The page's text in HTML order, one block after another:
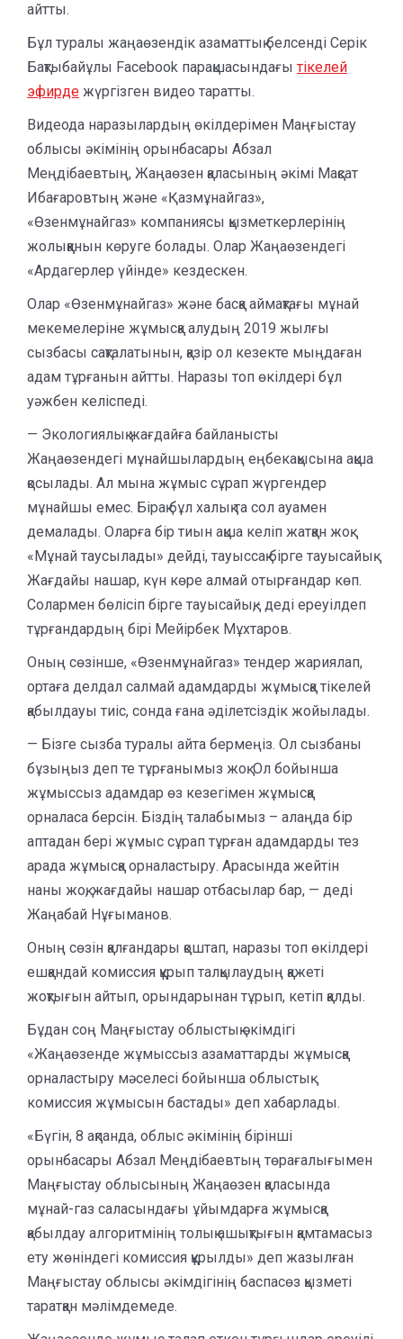
айтты.
Бұл туралы жаңаөзендік азаматтық белсенді Серік
Бақтыбайұлы Facebook парақшасындағы тікелей
эфирде жүргізген видео таратты.
Видеода наразылардың өкілдерімен Маңғыстау
облысы әкімінің орынбасары Абзал
Меңдібаевтың, Жаңаөзен қаласының әкімі Мақсат
Ибағаровтың және «Қазмұнайгаз»,
«Өзенмұнайгаз» компаниясы қызметкерлерінің
жолыққанын көруге болады. Олар Жаңаөзендегі
«Ардагерлер үйінде» кездескен.
Олар «Өзенмұнайгаз» және басқа аймақтағы мұнай
мекемелеріне жұмысқа алудың 2019 жылғы
сызбасы сақталатынын, қазір ол кезекте мыңдаған
адам тұрғанын айтты. Наразы топ өкілдері бұл
уәжбен келіспеді.
— Экологиялық жағдайға байланысты
Жаңаөзендегі мұнайшылардың еңбекақысына ақша
қосылады. Ал мына жұмыс сұрап жүргендер
мұнайшы емес. Бірақ бұл халық та сол ауамен
демалады. Оларға бір тиын ақша келіп жатқан жоқ.
«Мұнай таусылады» дейді, тауыссақ бірге тауысайық.
Жағдайы нашар, күн көре алмай отырғандар көп.
Солармен бөлісіп бірге тауысайық,- деді ереуілдеп
тұрғандардың бірі Мейірбек Мұхтаров.
Оның сөзінше, «Өзенмұнайгаз» тендер жариялап,
ортаға делдал салмай адамдарды жұмысқа тікелей
қабылдауы тиіс, сонда ғана әділетсіздік жойылады.
— Бізге сызба туралы айта бермеңіз. Ол сызбаны
бұзыңыз деп те тұрғанымыз жоқ. Ол бойынша
жұмыссыз адамдар өз кезегімен жұмысқа
орналаса берсін. Біздің талабымыз – алаңда бір
аптадан бері жұмыс сұрап тұрған адамдарды тез
арада жұмысқа орналастыру. Арасында жейтін
наны жоқ, жағдайы нашар отбасылар бар, — деді
Жаңабай Нұғыманов.
Оның сөзін қалғандары қоштап, наразы топ өкілдері
ешқандай комиссия құрып талқылаудың қажеті
жоқтығын айтып, орындарынан тұрып, кетіп қалды.
Бұдан соң Маңғыстау облыстық әкімдігі
«Жаңаөзенде жұмыссыз азаматтарды жұмысқа
орналастыру мәселесі бойынша облыстық
комиссия жұмысын бастады» деп хабарлады.
«Бүгін, 8 ақпанда, облыс әкімінің бірінші
орынбасары Абзал Меңдібаевтың төрағалығымен
Маңғыстау облысының Жаңаөзен қаласында
мұнай-газ саласындағы ұйымдарға жұмысқа
қабылдау алгоритмінің толық ашықтығын қамтамасыз
ету жөніндегі комиссия құрылды» деп жазылған
Маңғыстау облысы әкімдігінің баспасөз қызметі
таратқан мәлімдемеде.